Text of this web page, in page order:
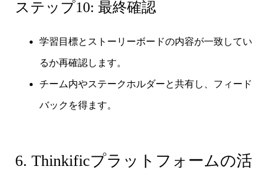
ステップ10: 最終確認
学習目標とストーリーボードの内容が一致してい
るか再確認します。
チーム内やステークホルダーと共有し、フィード
バックを得ます。
6. Thinkificプラットフォームの活